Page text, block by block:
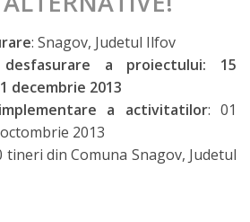
: Snagov, Judetul Ilfov
a proiectului: 15
decembrie 2013
a activitatilor: 01
2013
tineri din Comuna Snagov, Judetul